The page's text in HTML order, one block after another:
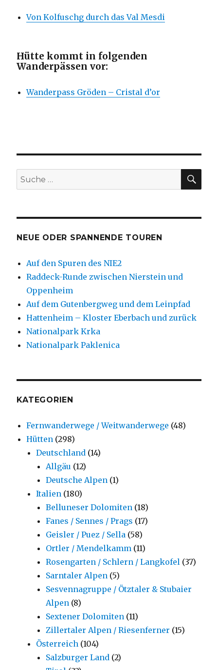
Von Kolfuschg durch das Val Mesdi
Hütte kommt in folgenden
Wanderpässen vor:
Wanderpass Gröden – Cristal d’or
Suche
nach:
NEUE ODER SPANNENDE TOUREN
Auf den Spuren des NIE2
Raddeck-Runde zwischen Nierstein und
Oppenheim
Auf dem Gutenbergweg und dem Leinpfad
Hattenheim – Kloster Eberbach und zurück
Nationalpark Krka
Nationalpark Paklenica
KATEGORIEN
Fernwanderwege / Weitwanderwege (48)
Hütten (298)
Deutschland (14)
Allgäu (12)
Deutsche Alpen (1)
Italien (180)
Belluneser Dolomiten (18)
Fanes / Sennes / Prags (17)
Geisler / Puez / Sella (58)
Ortler / Mendelkamm (11)
Rosengarten / Schlern / Langkofel (37)
Sarntaler Alpen (5)
Sesvennagruppe / Ötztaler & Stubaier
Alpen (8)
Sextener Dolomiten (11)
Zillertaler Alpen / Riesenferner (15)
Österreich (104)
Salzburger Land (2)